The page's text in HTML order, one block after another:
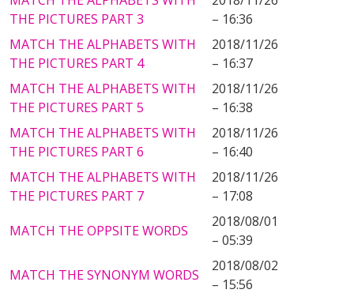
THE PICTURES PART 3
– 16:36
MATCH THE ALPHABETS WITH
THE PICTURES PART 4
2018/11/26
– 16:37
MATCH THE ALPHABETS WITH
THE PICTURES PART 5
2018/11/26
– 16:38
MATCH THE ALPHABETS WITH
THE PICTURES PART 6
2018/11/26
– 16:40
MATCH THE ALPHABETS WITH
THE PICTURES PART 7
2018/11/26
– 17:08
MATCH THE OPPSITE WORDS
2018/08/01
– 05:39
MATCH THE SYNONYM WORDS
2018/08/02
– 15:56